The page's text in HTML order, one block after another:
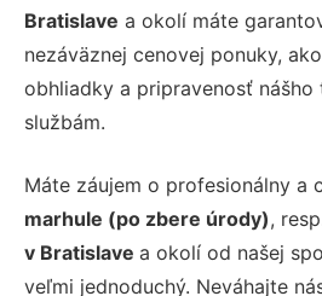
Bratislave a okolí máte
nezáväznej cenovej ponuky,
obhliadky a pripravenosť nášho
službám.
Máte záujem o profesionálny a
marhule (po zbere úrody),
v Bratislave a okolí od našej
veľmi jednoduchý. Neváhajte